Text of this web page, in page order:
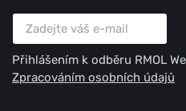
Přihlášením k odběru RMOL
Zpracováním osobních údajů